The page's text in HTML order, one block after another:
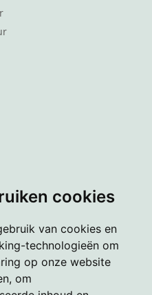
cookies
van cookies en
technologieën om
op onze website
om